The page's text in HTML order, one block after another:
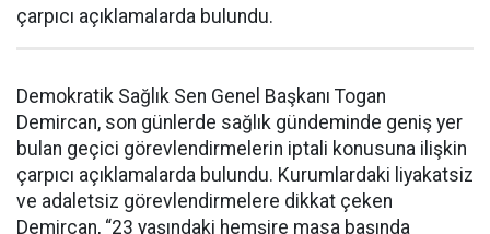
çarpıcı açıklamalarda bulundu.
Demokratik Sağlık Sen Genel Başkanı Togan
Demircan, son günlerde sağlık gündeminde geniş yer
bulan geçici görevlendirmelerin iptali konusuna ilişkin
çarpıcı açıklamalarda bulundu. Kurumlardaki liyakatsiz
ve adaletsiz görevlendirmelere dikkat çeken
Demircan, “23 yaşındaki hemşire masa başında